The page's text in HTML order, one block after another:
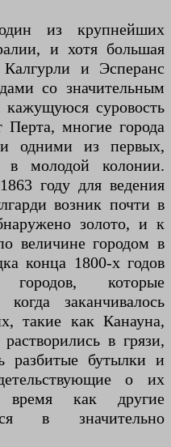
из крупнейших
и хотя большая
Калгурли и Эсперанс
со значительным
суровость
Перта, многие города
одними из первых,
в молодой колонии.
году для ведения
возник почти в
золото, и к
величине городом в
конца 1800-х годов
которые
заканчивалось
такие как Канауна,
в грязи,
разбитые бутылки и
о их
как другие
в значительно